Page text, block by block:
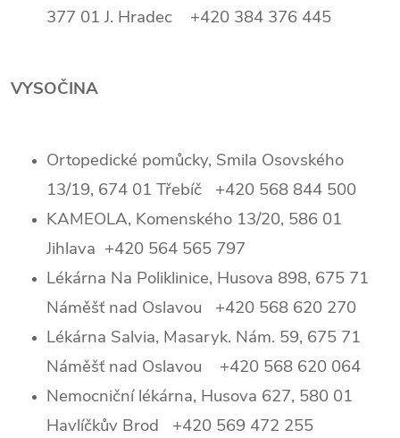
377 01 J. Hradec +420 384 376 445
VYSOČINA
Ortopedické pomůcky, Smila Osovského
13/19, 674 01 Třebíč +420 568 844 500
KAMEOLA, Komenského 13/20, 586 01
Jihlava +420 564 565 797
Lékárna Na Poliklinice, Husova 898, 675 71
Náměšť nad Oslavou +420 568 620 270
Lékárna Salvia, Masaryk. Nám. 59, 675 71
Náměšť nad Oslavou +420 568 620 064
Nemocniční lékárna, Husova 627, 580 01
Havlíčkův Brod +420 569 472 255